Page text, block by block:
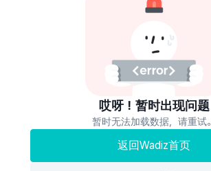
哎呀！暂时出现问题
暂时无法加载数据，请重试。
返回Wadiz首页